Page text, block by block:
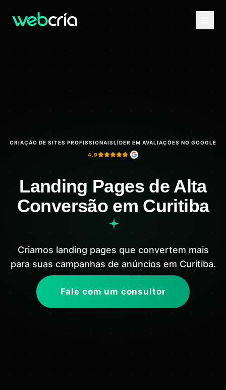
CRIAÇÃO DE SITES PROFISSIONAISLÍDER EM AVALIAÇÕES NO GOOGLE
4.9
Landing Pages de Alta
Conversão em Curitiba
Criamos landing pages que convertem mais
para suas campanhas de anúncios em Curitiba.
Fale com um consultor